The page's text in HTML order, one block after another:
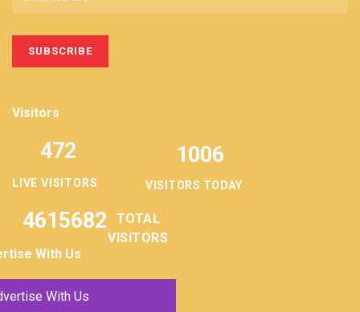
Visitors
LIVE VISITORS
472 1006
VISITORS TODAY
4615682
TOTAL
VISITORS
With Us
With Us